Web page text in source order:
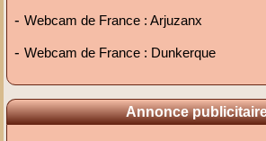
-Webcam de France : Arjuzanx
-Webcam de France : Dunkerque
Annonce